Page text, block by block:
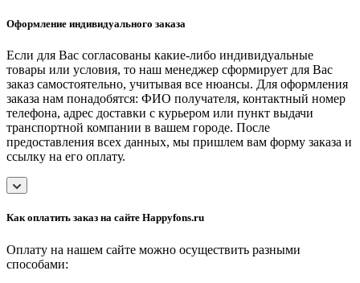
Оформление индивидуального заказа
Если для Вас согласованы какие-либо индивидуальные
товары или условия, то наш менеджер сформирует для Вас
заказ самостоятельно, учитывая все нюансы. Для оформления
заказа нам понадобятся: ФИО получателя, контактный номер
телефона, адрес доставки с курьером или пункт выдачи
транспортной компании в вашем городе. После
предоставления всех данных, мы пришлем вам форму заказа и
ссылку на его оплату.
Как оплатить заказ на сайте Happyfons.ru
Оплату на нашем сайте можно осуществить разными
способами: